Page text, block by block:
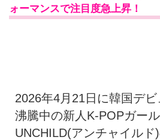
ォーマンスで注目度急上昇！
2026年4月21日に韓国デ
沸騰中の新人K-POPガー
UNCHILD(アンチャイル